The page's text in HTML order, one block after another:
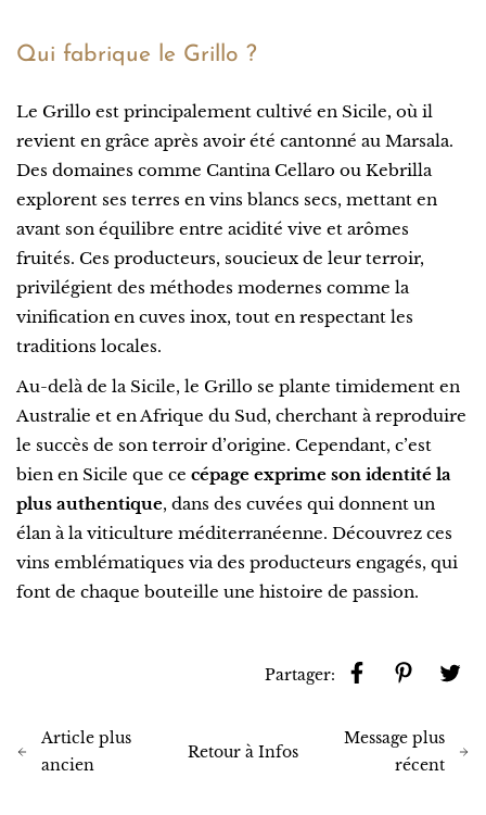
Qui fabrique le Grillo ?
Le Grillo est principalement cultivé en Sicile, où il
revient en grâce après avoir été cantonné au Marsala.
Des domaines comme Cantina Cellaro ou Kebrilla
explorent ses terres en vins blancs secs, mettant en
avant son équilibre entre acidité vive et arômes
fruités. Ces producteurs, soucieux de leur terroir,
privilégient des méthodes modernes comme la
vinification en cuves inox, tout en respectant les
traditions locales.
Au-delà de la Sicile, le Grillo se plante timidement en
Australie et en Afrique du Sud, cherchant à reproduire
le succès de son terroir d’origine. Cependant, c’est
bien en Sicile que ce cépage exprime son identité la
plus authentique, dans des cuvées qui donnent un
élan à la viticulture méditerranéenne. Découvrez ces
vins emblématiques via des producteurs engagés, qui
font de chaque bouteille une histoire de passion.
Partager:
Article plus
ancien
Retour à Infos
Message plus
récent